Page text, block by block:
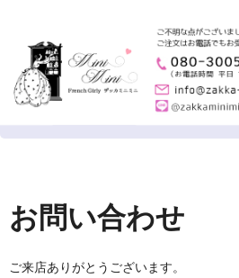
お問い合わせ
ご来店ありがとうございます。